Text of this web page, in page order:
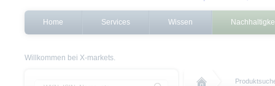
Home Services Wissen
Willkommen bei X-markets.